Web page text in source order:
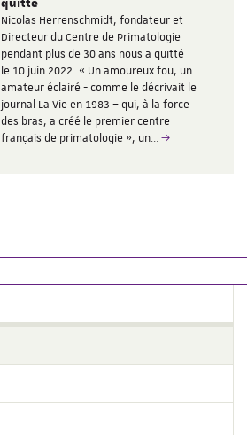
quitté
Nicolas Herrenschmidt, fondateur et
Directeur du Centre de Primatologie
pendant plus de 30 ans nous a quitté
le 10 juin 2022. « Un amoureux fou, un
amateur éclairé - comme le décrivait le
journal La Vie en 1983 – qui, à la force
des bras, a créé le premier centre
français de primatologie », un…